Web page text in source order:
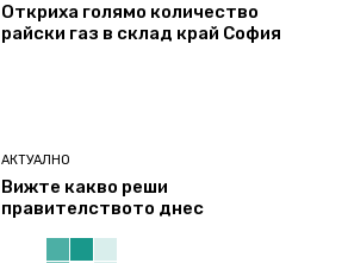
Откриха голямо количество
райски газ в склад край София
АКТУАЛНО
Вижте какво реши
правителството днес